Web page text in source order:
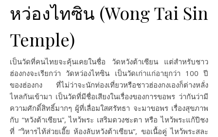
หว่องไทซิน (Wong Tai Sin
Temple)
เป็นวัดที่คนไทยจะคุ้นเคยในชื่อ วัดหวังต้าเซียน แต่สำหรับชาว
ฮ่องกงจะเรียกว่า วัดหว่องไทซิน เป็นวัดเก่าแก่อายุกว่า 100 ปี
ของฮ่องกง ที่ไม่ว่าจะนักท่องเที่ยวหรือชาวฮ่องกงเองก็ต่างหลั่ง
ไหลกันเข้ามา เป็นวัดที่มีชื่อเสียงในเรื่องของการขอพร ว่ากันว่ามี
ความศักดิ์สิทธิ์มากๆ ผู้ที่เลื่อมใสศรัทธา จะมาขอพร เรื่องสุขภาพ
กับ “หวังต้าเซียน”, ไหว้พระ เสริมดวงชะตา หรือ ไหว้พระแก้ปีชง
ที่ ”วิหารไท้ส่วยเอี๊ย ห้องลับหวังต้าเซียน”, ขอเนื้อคู่ ไหว้พระสละ